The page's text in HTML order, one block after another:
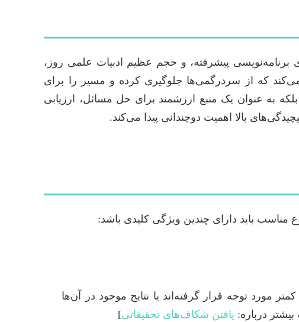
پیشرفته، و حجم عظیم ادبیات علمی روز،
که از سردرگمی‌ها جلوگیری کرده و مسیر را برای
به عنوان یک منبع ارزشمند برای حل مسائل، ارزیابی
بالا اهمیت دوچندانی پیدا می‌کند.
باید دارای چندین ویژگی کلیدی باشد:
مورد توجه قرار گرفته‌اند یا نتایج موجود در آن‌ها
درباره: یافتن شکاف‌های تحقیقاتی]